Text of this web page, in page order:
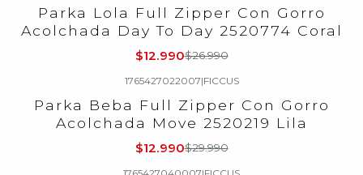
Parka Lola Full Zipper Con Gorro
Acolchada Day To Day 2520774 Coral
$12.990$26.990
1765427022007|FICCUS
Parka Beba Full Zipper Con Gorro
Acolchada Move 2520219 Lila
$12.990$29.990